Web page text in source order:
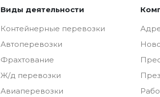
Виды деятельности
Контейнерные перевозки
Автоперевозки
Фрахтование
Ж/д перевозки
Авиаперевозки